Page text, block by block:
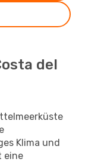
del
Klima und
eine